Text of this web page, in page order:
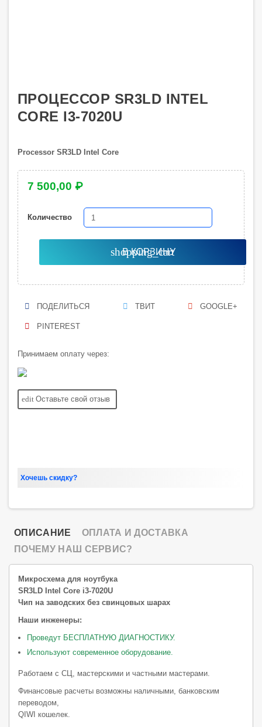
ПРОЦЕССОР SR3LD INTEL
CORE I3-7020U
Processor SR3LD Intel Core
7 500,00 ₽
Количество
shopping_cart
В КОРЗИНУ
ПОДЕЛИТЬСЯ ТВИТ GOOGLE+
PINTEREST
Принимаем оплату через:
edit Оставьте свой отзыв
Хочешь скидку?
ОПИСАНИЕ
ОПЛАТА И ДОСТАВКА
ПОЧЕМУ НАШ СЕРВИС?
Микросхема для ноутбука
SR3LD Intel Core i3-7020U
Чип на заводских без свинцовых шарах
Наши инженеры:
Проведут БЕСПЛАТНУЮ ДИАГНОСТИКУ.
Используют современное оборудование.
Работаем с СЦ, мастерскими и частными мастерами.
Финансовые расчеты возможны наличными, банковским
переводом,
QIWI кошелек.